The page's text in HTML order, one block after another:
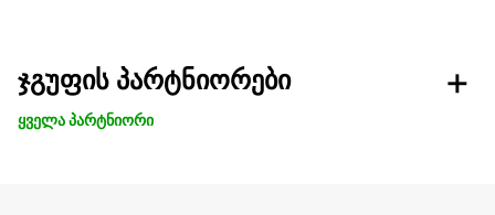
ჯგუფის პარტნიორები
ყველა პარტნიორი